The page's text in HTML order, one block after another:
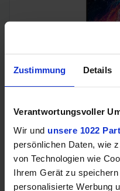
Zustimmung Details
Verantwortungsvoller
Wir und unsere 1022
persönlichen Daten, wie
von Technologien wie
Ihrem Gerät zu
personalisierte Werbung
FreeSync